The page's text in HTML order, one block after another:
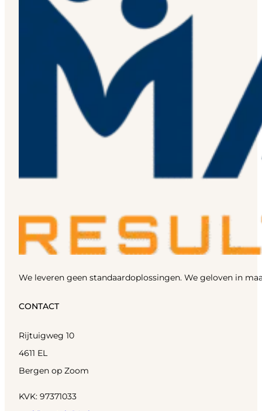
We leveren geen standaardoplossingen. We geloven in
CONTACT
Rijtuigweg 10
4611 EL
Bergen op Zoom
KVK: 97371033